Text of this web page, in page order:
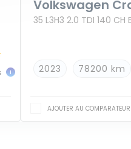
Volkswagen
35 L3H3 2.0 TDI 140 CH
2023 78200 km
AJOUTER AU COMPARATEUR